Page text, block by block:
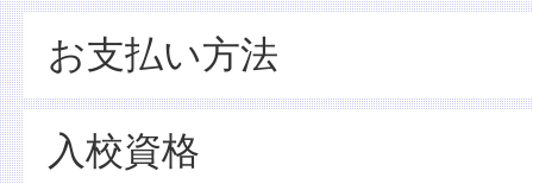
お支払い方法
入校資格